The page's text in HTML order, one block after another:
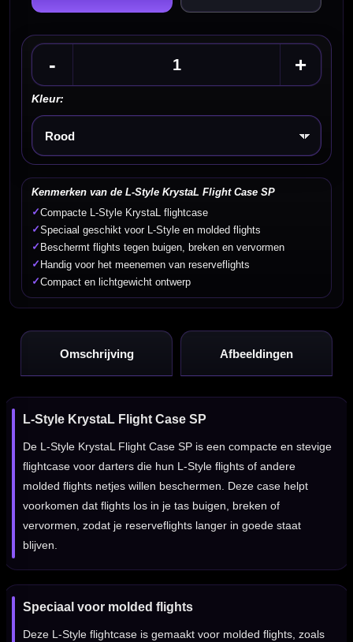
- +
Kleur:
Kies een optie
Kenmerken van de L-Style KrystaL Flight Case SP
✓Compacte L-Style KrystaL flightcase
✓Speciaal geschikt voor L-Style en molded flights
✓ Beschermt flights tegen buigen, breken en vervormen
✓ Handig voor het meenemen van reserveflights
✓Compact en lichtgewicht ontwerp
Omschrijving Afbeeldingen
L-Style KrystaL Flight Case SP
De L-Style KrystaL Flight Case SP is een compacte en stevige
flightcase voor darters die hun L-Style flights of andere
molded flights netjes willen beschermen. Deze case helpt
voorkomen dat flights los in je tas buigen, breken of
vervormen, zodat je reserveflights langer in goede staat
blijven.
Speciaal voor molded flights
Deze L-Style flightcase is gemaakt voor molded flights, zoals